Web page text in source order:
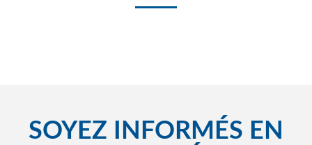
SOYEZ INFORMÉS EN